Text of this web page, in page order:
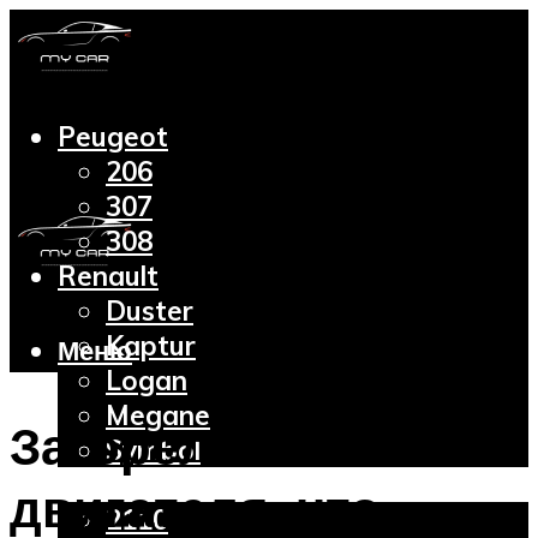
Peugeot
206
307
308
Renault
Duster
Kaptur
Logan
Megane
Symbol
2110
Меню
Загорелась ошибка
двигателя: что